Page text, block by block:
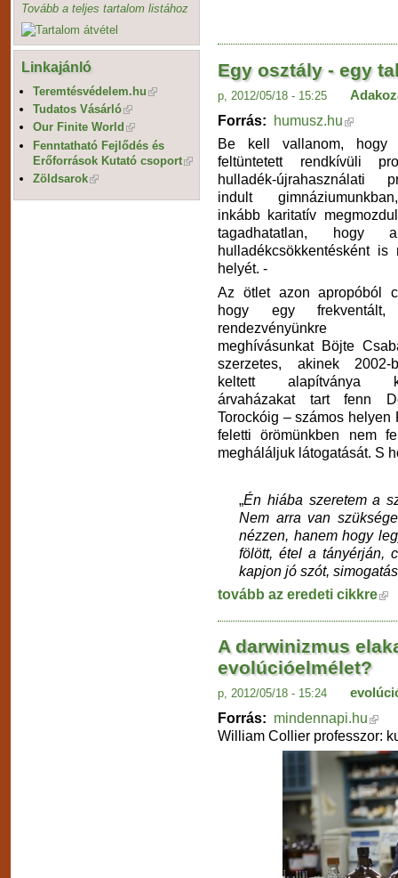
Tovább a teljes tartalom listához
Linkajánló
Teremtésvédelem.hu
Tudatos Vásárló
Our Finite World
Fenntatható Fejlődés és
Erőforrások Kutató csoport
Zöldsarok
Egy osztály - egy
p, 2012/05/18 - 15:25
Forrás: humusz.hu
Be kell vallanom, hogy
feltüntetett rendkívüli
hulladék-újrahasználati
indult
inkább karitatív
tagadhatatlan, hogy
hulladékcsökkentésként is
helyét. -
Az ötlet azon apropóból
hogy egy frekventált,
rendezvényünkre
meghívásunkat Böjte
szerzetes, akinek 2002-
keltett alapítványa
árvaházakat tart fenn
Torockóig – számos helyen
feletti örömünkben nem
megháláljuk látogatását. S
„Én hiába szeretem a
Nem arra van
nézzen, hanem hogy
fölött, étel a tányérján,
kapjon jó szót,
tovább az eredeti cikkre
A darwinizmus
evolúcióelmélet?
p, 2012/05/18 - 15:24
Forrás: mindennapi.hu
William Collier professzor: